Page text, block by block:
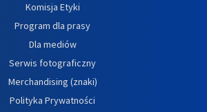
Komisja Etyki
Program dla prasy
Dla mediów
Serwis fotograficzny
Merchandising (znaki)
Polityka Prywatności